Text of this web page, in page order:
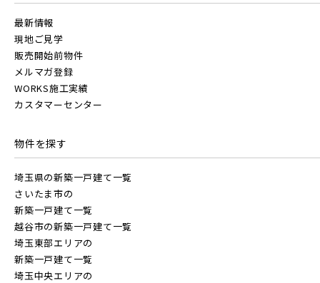
最新情報
現地ご見学
販売開始前物件
メルマガ登録
WORKS施工実績
カスタマーセンター
物件を探す
埼玉県の新築一戸建て一覧
さいたま市の
新築一戸建て一覧
越谷市の新築一戸建て一覧
埼玉東部エリアの
新築一戸建て一覧
埼玉中央エリアの